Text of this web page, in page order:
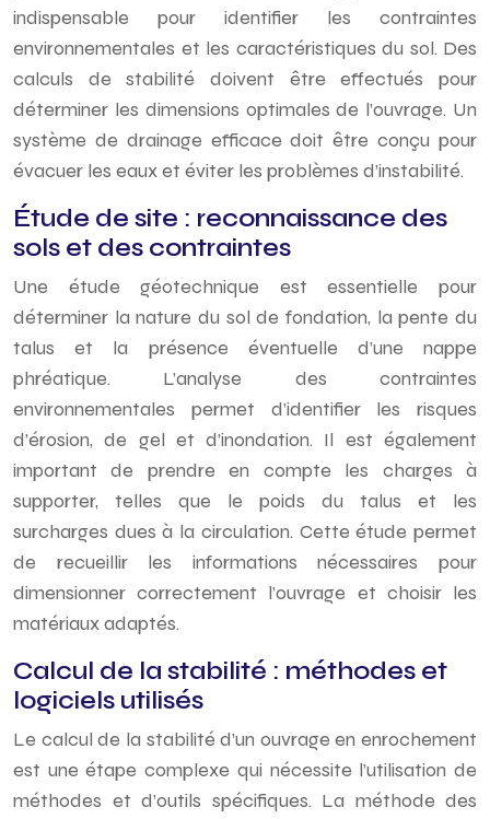
indispensable pour identifier les contraintes
environnementales et les caractéristiques du sol. Des
calculs de stabilité doivent être effectués pour
déterminer les dimensions optimales de l’ouvrage. Un
système de drainage efficace doit être conçu pour
évacuer les eaux et éviter les problèmes d’instabilité.
Étude de site : reconnaissance des
sols et des contraintes
Une étude géotechnique est essentielle pour
déterminer la nature du sol de fondation, la pente du
talus et la présence éventuelle d’une nappe
phréatique. L’analyse des contraintes
environnementales permet d’identifier les risques
d’érosion, de gel et d’inondation. Il est également
important de prendre en compte les charges à
supporter, telles que le poids du talus et les
surcharges dues à la circulation. Cette étude permet
de recueillir les informations nécessaires pour
dimensionner correctement l’ouvrage et choisir les
matériaux adaptés.
Calcul de la stabilité : méthodes et
logiciels utilisés
Le calcul de la stabilité d’un ouvrage en enrochement
est une étape complexe qui nécessite l’utilisation de
méthodes et d’outils spécifiques. La méthode des